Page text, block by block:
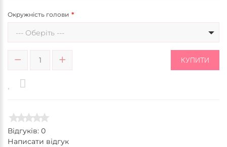
Окружність голови
--- Оберіть ---
КУПИТИ
Відгуків: 0
Написати відгук